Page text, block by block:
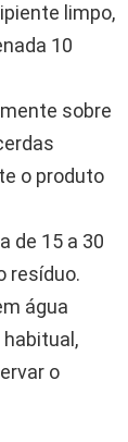
limpo,
10
sobre
o produto
de 15 a 30
resíduo.
água
o